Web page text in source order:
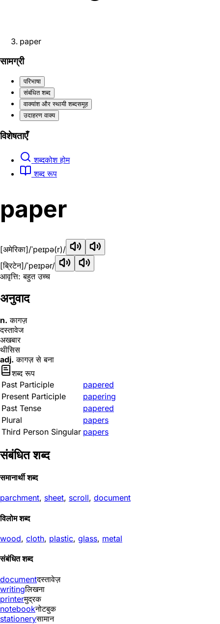
paper
सामग्री
परिभाषा
संबंधित शब्द
वाक्यांश और स्थायी शब्दसमूह
उदाहरण वाक्य
विशेषताएँ
शब्दकोश होम
शब्द रूप
paper
[अमेरिका]/ˈpeɪpə(r)/
[ब्रिटेन]/ˈpeɪpər/
आवृत्ति: बहुत उच्च
अनुवाद
n. कागज़
दस्तावेज
अखबार
थीसिस
adj. कागज़ से बना
शब्द रूप
Past Participle
papered
Present Participle
papering
Past Tense
papered
Plural
papers
Third Person Singular papers
संबंधित शब्द
समानार्थी शब्द
parchment, sheet, scroll, document
विलोम शब्द
wood, cloth, plastic, glass, metal
संबंधित शब्द
documentदस्तावेज़
writingलिखना
printerमुद्रक
notebookनोटबुक
stationeryसामान